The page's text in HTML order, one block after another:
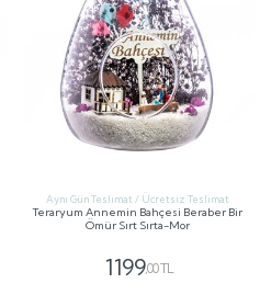
Aynı Gün Teslimat / Ücretsiz Teslimat
Teraryum Annemin Bahçesi Beraber Bir
Ömür Sırt Sırta-Mor
1199,00 TL